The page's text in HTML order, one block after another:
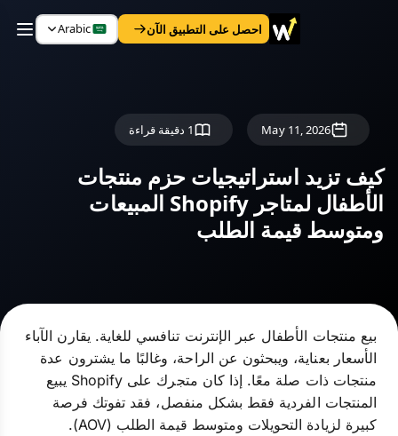
احصل على التطبيق الآن Arabic
May 11, 2026 1 دقيقة قراءة
كيف تزيد استراتيجيات حزم منتجات
الأطفال لمتاجر Shopify المبيعات
ومتوسط قيمة الطلب
بيع منتجات الأطفال عبر الإنترنت تنافسي للغاية. يقارن الآباء
الأسعار بعناية، ويبحثون عن الراحة، وغالبًا ما يشترون عدة
منتجات ذات صلة معًا. إذا كان متجرك على Shopify يبيع
المنتجات الفردية فقط بشكل منفصل، فقد تفوتك فرصة
كبيرة لزيادة التحويلات ومتوسط قيمة الطلب (AOV).